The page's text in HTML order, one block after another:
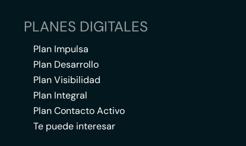
PLANES DIGITALES
Plan Impulsa
Plan Desarrollo
Plan Visibilidad
Plan Integral
Plan Contacto Activo
Te puede interesar